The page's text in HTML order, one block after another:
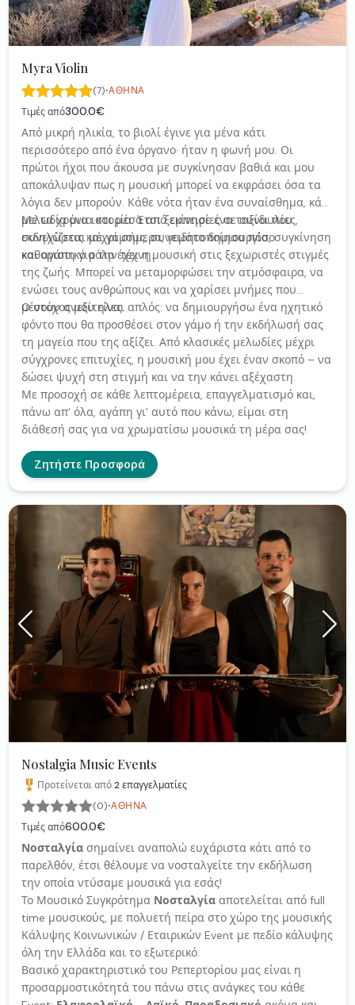
Myra Violin
(7)·ΑΘΉΝΑ
Τιμές από300.0€
Από μικρή ηλικία, το βιολί έγινε για μένα κάτι
περισσότερο από ένα όργανο· ήταν η φωνή μου. Οι
πρώτοι ήχοι που άκουσα με συγκίνησαν βαθιά και μου
αποκάλυψαν πως η μουσική μπορεί να εκφράσει όσα τα
λόγια δεν μπορούν. Κάθε νότα ήταν ένα συναίσθημα, κάθε
μελωδία μια ιστορία. Έτσι ξεκίνησε ένα ταξίδι που
συνεχίζεται μέχρι σήμερα, γεμάτο δημιουργία, συγκίνηση
και αγάπη για την τέχνη.
Με τα χρόνια και μέσα από εμπειρίες σε συναυλίες,
εκδηλώσεις και γάμους, συνειδητοποίησα πόσο
καθοριστικό ρόλο έχει η μουσική στις ξεχωριστές στιγμές
της ζωής. Μπορεί να μεταμορφώσει την ατμόσφαιρα, να
ενώσει τους ανθρώπους και να χαρίσει μνήμες που
μένουν ανεξίτηλες.
Ο στόχος μου είναι απλός: να δημιουργήσω ένα ηχητικό
φόντο που θα προσθέσει στον γάμο ή την εκδήλωσή σας
τη μαγεία που της αξίζει. Από κλασικές μελωδίες μέχρι
σύγχρονες επιτυχίες, η μουσική μου έχει έναν σκοπό – να
δώσει ψυχή στη στιγμή και να την κάνει αξέχαστη.
Με προσοχή σε κάθε λεπτομέρεια, επαγγελματισμό και,
πάνω απ’ όλα, αγάπη γι’ αυτό που κάνω, είμαι στη
διάθεσή σας για να χρωματίσω μουσικά τη μέρα σας!
Ζητήστε Προσφορά
Nostalgia Music Events
Προτείνεται από2επαγγελματίες
(0)·ΑΘΉΝΑ
Τιμές από600.0€
Νοσταλγία σημαίνει αναπολώ ευχάριστα κάτι από το
παρελθόν, έτσι θέλουμε να νοσταλγείτε την εκδήλωση
την οποία ντύσαμε μουσικά για εσάς!
Το Μουσικό Συγκρότημα Νοσταλγία αποτελείται από full
time μουσικούς, με πολυετή πείρα στο χώρο της μουσικής
Κάλυψης Κοινωνικών / Εταιρικών Event με πεδίο κάλυψης
όλη την Ελλάδα και το εξωτερικό.
Βασικό χαρακτηριστικό του Ρεπερτορίου μας είναι η
προσαρμοστικότητά του πάνω στις ανάγκες του κάθε